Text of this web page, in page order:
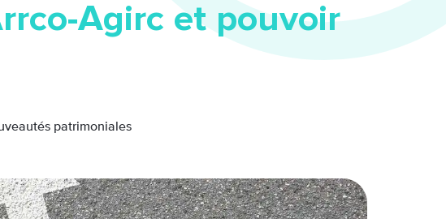
Agirc et pouvoir
patrimoniales